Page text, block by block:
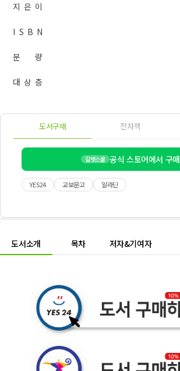
지 은 이
I S B N
분 량
대 상 층
도서구매 전자책
길벗스쿨 공식 스토어에서 구매
YES24 교보문고 알라딘
도서소개 목차 저자&기여자